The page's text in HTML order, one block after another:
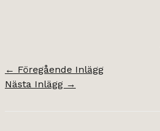
← Föregående Inlägg
Nästa Inlägg →